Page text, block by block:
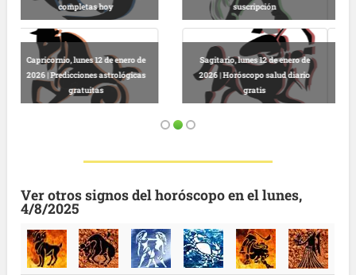
| Lectura horóscopo online
suscripción
Virgo, lunes 12 de enero de 2026 |
Predicciones astrológicas online
gratis
Leo, lunes 12 de enero de 2026 |
Horóscopo completo diario
gratuito
Ver otros signos del horóscopo en el lunes,
4/8/2025